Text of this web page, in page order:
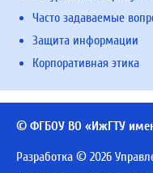
Часто задаваемые
Защита информации
Корпоративная этика
© ФГБОУ ВО «ИжГТУ
Разработка © 2026